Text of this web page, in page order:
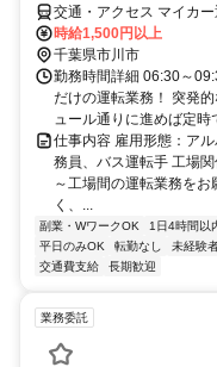
交通・アクセス マイカ
時給1,500円以上
千葉県市川市
勤務時間詳細 06:30～
だけの運転業務！ 突発
ュール通りに進めば定
仕事内容 雇用形態：ア
務員、バス運転手 工場
～工場間の運転業務を
く、...
副業・WワークOK 1日4時間以
平日のみOK
転勤なし 未経験
交通費支給
長期歓迎
業務委託